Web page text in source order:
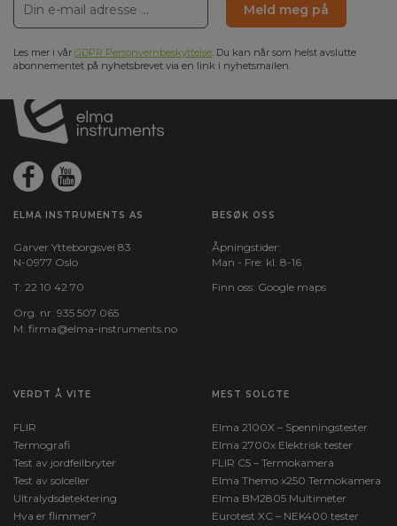
Meld meg på
Les mer i vår GDPR Personvernbeskyttelse. Du kan når som helst avslutte
abonnementet på nyhetsbrevet via en link i nyhetsmailen.
ELMA INSTRUMENTS AS
Garver Ytteborgsvei 83
N-0977 Oslo
T: 22 10 42 70
Org. nr. 935 507 065
M: firma@elma-instruments.no​
BESØK OSS
Åpningstider:
Man - Fre: kl. 8-16
Finn oss: Google maps
VERDT Å VITE
FLIR
Termografi
Test av jordfeilbryter
Test av solceller
Ultralydsdetektering
Hva er flimmer?
MEST SOLGTE
Elma 2100X – Spenningstester
Elma 2700x Elektrisk tester
FLIR C5 – Termokamera
Elma Themo x250 Termokamera
Elma BM2805 Multimeter
Eurotest XC – NEK400 tester